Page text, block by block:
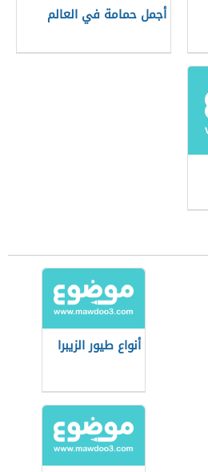
أجمل حمامة في العالم
أنواع طيور الزيبرا